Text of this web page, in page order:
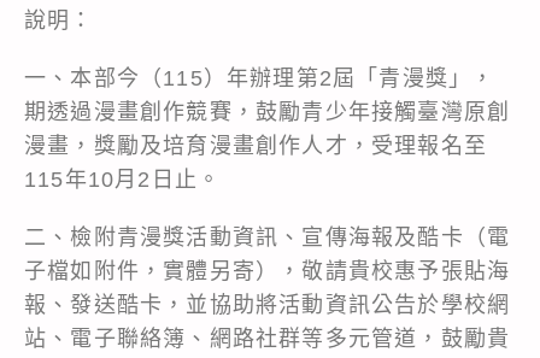
說明：
一、本部今（115）年辦理第2屆「青漫獎」，
期透過漫畫創作競賽，鼓勵青少年接觸臺灣原創
漫畫，獎勵及培育漫畫創作人才，受理報名至
115年10月2日止。
二、檢附青漫獎活動資訊、宣傳海報及酷卡（電
子檔如附件，實體另寄），敬請貴校惠予張貼海
報、發送酷卡，並協助將活動資訊公告於學校網
站、電子聯絡簿、網路社群等多元管道，鼓勵貴